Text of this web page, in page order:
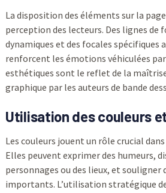
La disposition des éléments sur la
perception des lecteurs. Des lignes de
dynamiques et des focales
renforcent les émotions véhiculées
esthétiques sont le reflet de la
graphique par les auteurs de bande
Utilisation des couleurs
Les couleurs jouent un rôle crucial
Elles peuvent exprimer des humeurs,
personnages ou des lieux, et
importants. L’utilisation stratégique